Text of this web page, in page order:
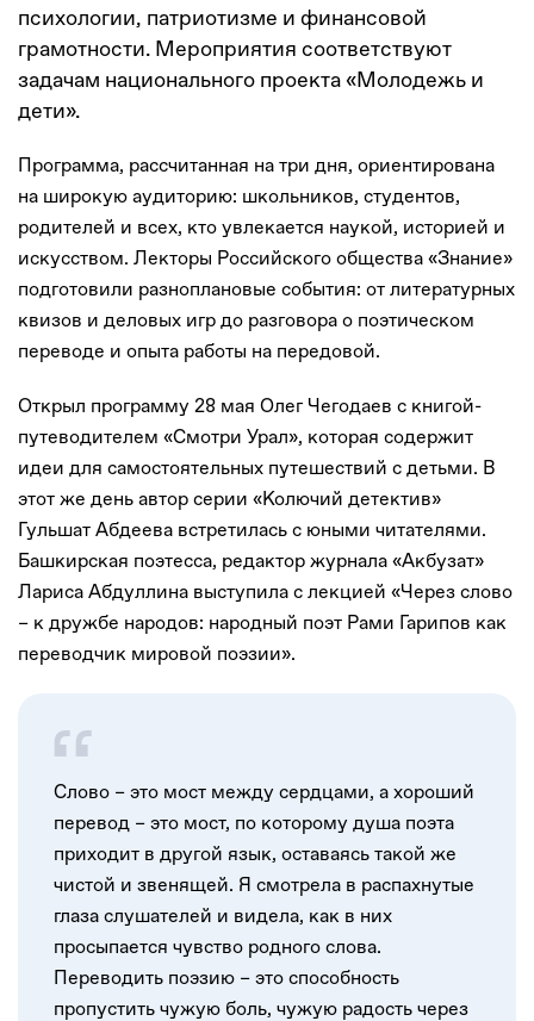
психологии, патриотизме и финансовой
грамотности. Мероприятия соответствуют
задачам национального проекта «Молодежь и
дети».
Программа, рассчитанная на три дня, ориентирована
на широкую аудиторию: школьников, студентов,
родителей и всех, кто увлекается наукой, историей и
искусством. Лекторы Российского общества «Знание»
подготовили разноплановые события: от литературных
квизов и деловых игр до разговора о поэтическом
переводе и опыта работы на передовой.
Открыл программу 28 мая Олег Чегодаев с книгой-
путеводителем «Смотри Урал», которая содержит
идеи для самостоятельных путешествий с детьми. В
этот же день автор серии «Колючий детектив»
Гульшат Абдеева встретилась с юными читателями.
Башкирская поэтесса, редактор журнала «Акбузат»
Лариса Абдуллина выступила с лекцией «Через слово
– к дружбе народов: народный поэт Рами Гарипов как
переводчик мировой поэзии».
Слово – это мост между сердцами, а хороший
перевод – это мост, по которому душа поэта
приходит в другой язык, оставаясь такой же
чистой и звенящей. Я смотрела в распахнутые
глаза слушателей и видела, как в них
просыпается чувство родного слова.
Переводить поэзию – это способность
пропустить чужую боль, чужую радость через